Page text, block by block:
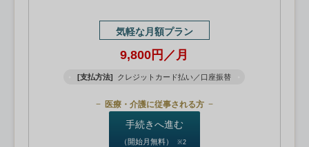
気軽な月額プラン
9,800円／月
[支払方法] クレジットカード払い／口座振替
医療・介護に従事される方
手続きへ進む
（開始月無料） ※2